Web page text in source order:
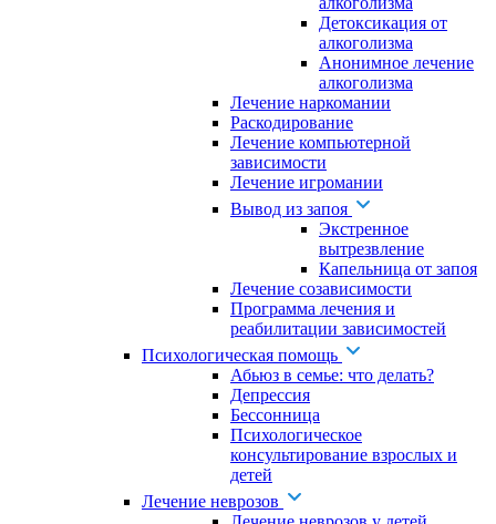
Детоксикация от
алкоголизма
Анонимное лечение
алкоголизма
Лечение наркомании
Раскодирование
Лечение компьютерной
зависимости
Лечение игромании
Вывод из запоя
Экстренное
вытрезвление
Капельница от запоя
Лечение созависимости
Программа лечения и
реабилитации зависимостей
Психологическая помощь
Абьюз в семье: что делать?
Депрессия
Бессонница
Психологическое
консультирование взрослых и
детей
Лечение неврозов